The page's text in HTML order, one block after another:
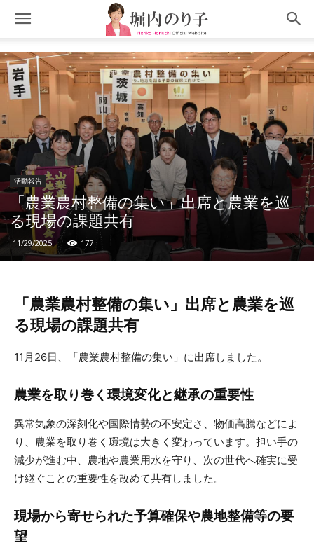
活動報告
「農業農村整備の集い」出席と農業を巡
る現場の課題共有
11/29/2025 177
「農業農村整備の集い」出席と農業を巡
る現場の課題共有
11月26日、「農業農村整備の集い」に出席しました。
農業を取り巻く環境変化と継承の重要性
異常気象の深刻化や国際情勢の不安定さ、物価高騰などによ
り、農業を取り巻く環境は大きく変わっています。担い手の
減少が進む中、農地や農業用水を守り、次の世代へ確実に受
け継ぐことの重要性を改めて共有しました。
現場から寄せられた予算確保や農地整備等の要
望